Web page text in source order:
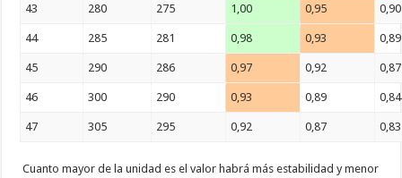
43 280 275 1,00 0,95 0,90
44 285 281 0,98 0,93 0,89
45 290 286 0,97 0,92 0,87
46 300 290 0,93 0,89 0,84
47 305 295 0,92 0,87 0,83
Cuanto mayor de la unidad es el valor habrá más estabilidad y menor